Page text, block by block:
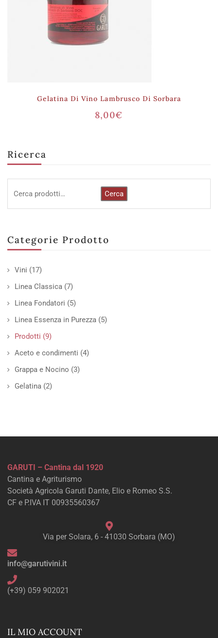
Ricerca
Cerca
Categorie Prodotto
Vini (17)
Linea Classica (7)
Linea Fondatori (5)
Linea Essenza in Purezza (5)
Prodotti (9)
Aceto e condimenti (4)
Grappa e Nocino (3)
Gelatina (2)
Gelatina Di Vino Lambrusco Di Sorbara
8,00€
GARUTI – Cantina dal 1920
Cantina e Agriturismo
Società Agricola Garuti Dante, Elio e Romeo S.S.
CF e P.IVA IT 00935560367
Via per Solara, 6 - 41030 Sorbara (MO)
info@garutivini.it
(+39) 059 902021
IL MIO ACCOUNT